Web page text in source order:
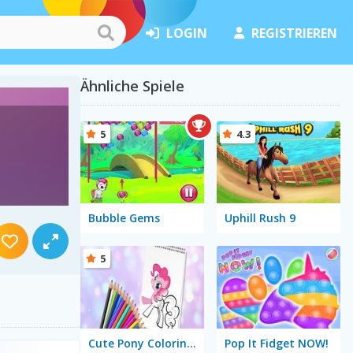
LOGIN REGISTRIEREN
Ähnliche Spiele
Bubble Gems
5
Uphill Rush 9
4.3
Cute Pony Coloring Book
5
Pop It Fidget NOW!